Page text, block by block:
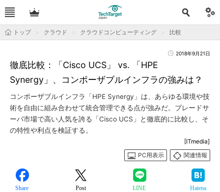
トップ クラウド クラウドコンピューティング 比較
2018年9月21日
徹底比較：「Cisco UCS」 vs. 「HPE
Synergy」、コンポーザブルインフラの強みは？
コンポーザブルインフラ「HPE Synergy」は、あらゆる環境や技
術を自由に組み合わせて統合管理できる点が強みだ。ブレードサ
ーバ市場で高い人気を誇る「Cisco UCS」と徹底的に比較し、そ
の特性や利点を検証する。
[ITmedia]
PC用表示
関連情報
Share Post LINE Hatena